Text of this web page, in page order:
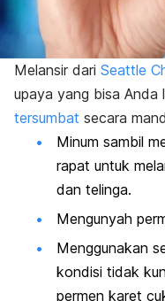
Melansir dari Seattle
upaya yang bisa Anda
tersumbat secara
Minum sambil
rapat untuk
dan telinga.
Mengunyah
Menggunakan
kondisi tidak
permen karet